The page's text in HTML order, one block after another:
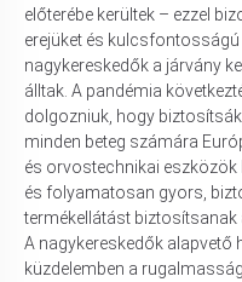
előterébe kerültek – ezzel
erejüket és kulcsfontosságú
nagykereskedők a járvány
álltak. A pandémia
dolgozniuk, hogy
minden beteg számára
és orvostechnikai
és folyamatosan gyors,
termékellátást biztosítsanak
A nagykereskedők alapvető
küzdelemben a